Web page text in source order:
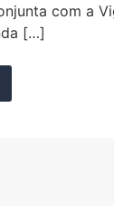
com a
[…]